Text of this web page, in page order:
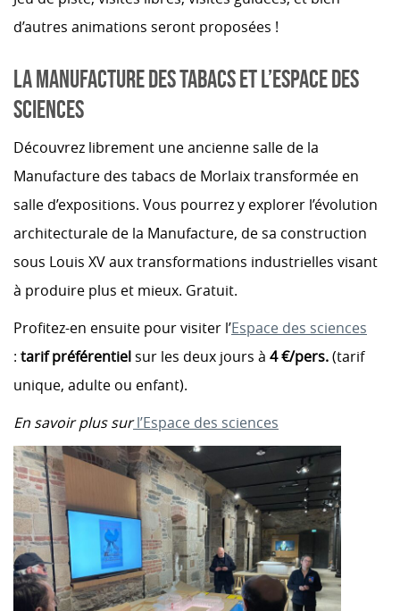
d’autres animations seront proposées !
LA MANUFACTURE DES TABACS ET L’ESPACE DES
SCIENCES
Découvrez librement une ancienne salle de la
Manufacture des tabacs de Morlaix transformée en
salle d’expositions. Vous pourrez y explorer l’évolution
architecturale de la Manufacture, de sa construction
sous Louis XV aux transformations industrielles visant
à produire plus et mieux. Gratuit.
Profitez-en ensuite pour visiter l’Espace des sciences
: tarif préférentielsur les deux jours à 4 €/pers.(tarif
unique, adulte ou enfant).
En savoir plus surl’Espace des sciences